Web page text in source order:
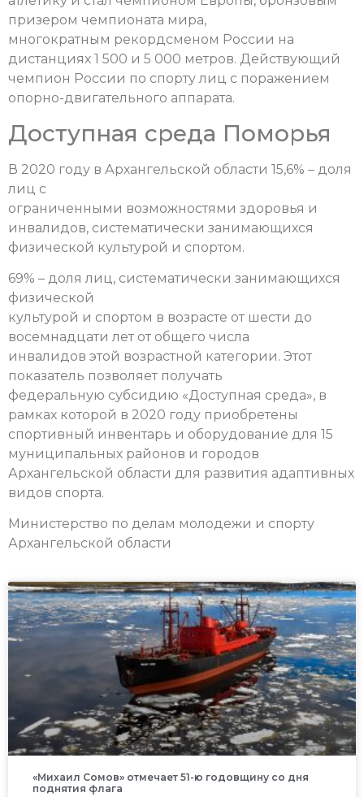
призером чемпионата мира,
многократным рекордсменом России на
дистанциях 1 500 и 5 000 метров. Действующий
чемпион России по спорту лиц с поражением
опорно-двигательного аппарата.
Доступная среда Поморья
В 2020 году в Архангельской области 15,6% – доля
лиц с
ограниченными возможностями здоровья и
инвалидов, систематически занимающихся
физической культурой и спортом.
69% – доля лиц, систематически занимающихся
физической
культурой и спортом в возрасте от шести до
восемнадцати лет от общего числа
инвалидов этой возрастной категории. Этот
показатель позволяет получать
федеральную субсидию «Доступная среда», в
рамках которой в 2020 году приобретены
спортивный инвентарь и оборудование для 15
муниципальных районов и городов
Архангельской области для развития адаптивных
видов спорта.
Министерство по делам молодежи и спорту
Архангельской области
«Михаил Сомов» отмечает 51-ю годовщину со дня
поднятия флага